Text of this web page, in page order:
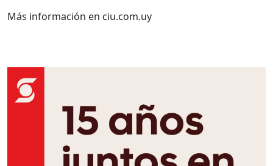
Más información en ciu.com.uy